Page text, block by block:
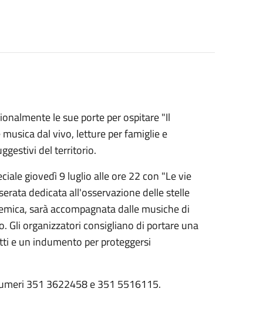
le sue porte per ospitare "Il
dal vivo, letture per famiglie e
del territorio.
giovedì 9 luglio alle ore 22 con "Le vie
dedicata all'osservazione delle stelle
sarà accompagnata dalle musiche di
Gli organizzatori consigliano di portare una
e un indumento per proteggersi
351 3622458 e 351 5516115.